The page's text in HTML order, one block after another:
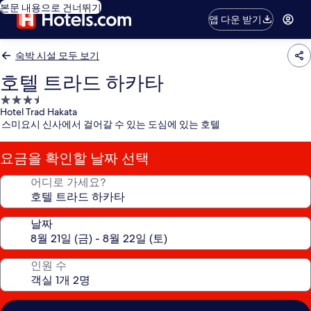
본문 내용으로 건너뛰기
앱 다운 받기
숙박 시설 모두 보기
호텔 트라드 하카타
3.5
성
급
숙
박
시
Hotel Trad Hakata
스미요시 신사에서 걸어갈 수 있는 도심에 있는 호텔
요금을 확인할 날짜 선택
어디로 가세요?
날짜
인원 수